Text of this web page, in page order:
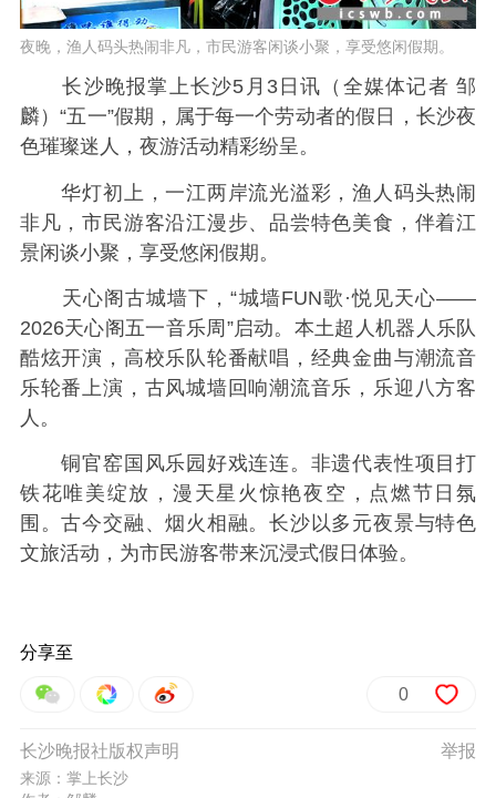
夜晚，渔人码头热闹非凡，市民游客闲谈小聚，享受悠闲假期。
长沙晚报掌上长沙5月3日讯（全媒体记者 邹
麟）“五一”假期，属于每一个劳动者的假日，长沙夜
色璀璨迷人，夜游活动精彩纷呈。
华灯初上，一江两岸流光溢彩，渔人码头热闹
非凡，市民游客沿江漫步、品尝特色美食，伴着江
景闲谈小聚，享受悠闲假期。
天心阁古城墙下，“城墙FUN歌·悦见天心——
2026天心阁五一音乐周”启动。本土超人机器人乐队
酷炫开演，高校乐队轮番献唱，经典金曲与潮流音
乐轮番上演，古风城墙回响潮流音乐，乐迎八方客
人。
铜官窑国风乐园好戏连连。非遗代表性项目打
铁花唯美绽放，漫天星火惊艳夜空，点燃节日氛
围。古今交融、烟火相融。长沙以多元夜景与特色
文旅活动，为市民游客带来沉浸式假日体验。
分享至
0
举报
长沙晚报社版权声明
来源：掌上长沙